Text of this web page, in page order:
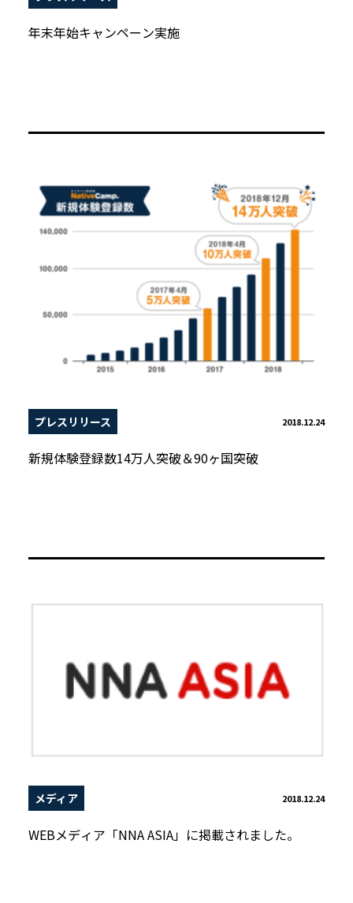
年末年始キャンペーン実施
プレスリリース 2018.12.24
新規体験登録数14万人突破＆90ヶ国突破
メディア 2018.12.24
WEBメディア「NNA ASIA」に掲載されました。